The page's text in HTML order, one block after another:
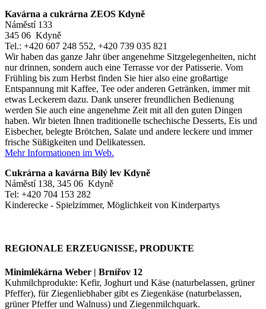
Kavárna a cukrárna ZEOS Kdyně
Náměstí 133
345 06 Kdyně
Tel.: +420 607 248 552, +420 739 035 821
Wir haben das ganze Jahr über angenehme Sitzgelegenheiten, nicht
nur drinnen, sondern auch eine Terrasse vor der Patisserie. Vom
Frühling bis zum Herbst finden Sie hier also eine großartige
Entspannung mit Kaffee, Tee oder anderen Getränken, immer mit
etwas Leckerem dazu. Dank unserer freundlichen Bedienung
werden Sie auch eine angenehme Zeit mit all den guten Dingen
haben. Wir bieten Ihnen traditionelle tschechische Desserts, Eis und
Eisbecher, belegte Brötchen, Salate und andere leckere und immer
frische Süßigkeiten und Delikatessen.
Mehr Informationen im Web.
Cukrárna a kavárna Bílý lev Kdyně
Náměstí 138, 345 06 Kdyně
Tel: +420 704 153 282
Kinderecke - Spielzimmer, Möglichkeit von Kinderpartys
REGIONALE ERZEUGNISSE, PRODUKTE
Minimlékárna Weber | Brnířov 12
Kuhmilchprodukte: Kefir, Joghurt und Käse (naturbelassen, grüner
Pfeffer), für Ziegenliebhaber gibt es Ziegenkäse (naturbelassen,
grüner Pfeffer und Walnuss) und Ziegenmilchquark.